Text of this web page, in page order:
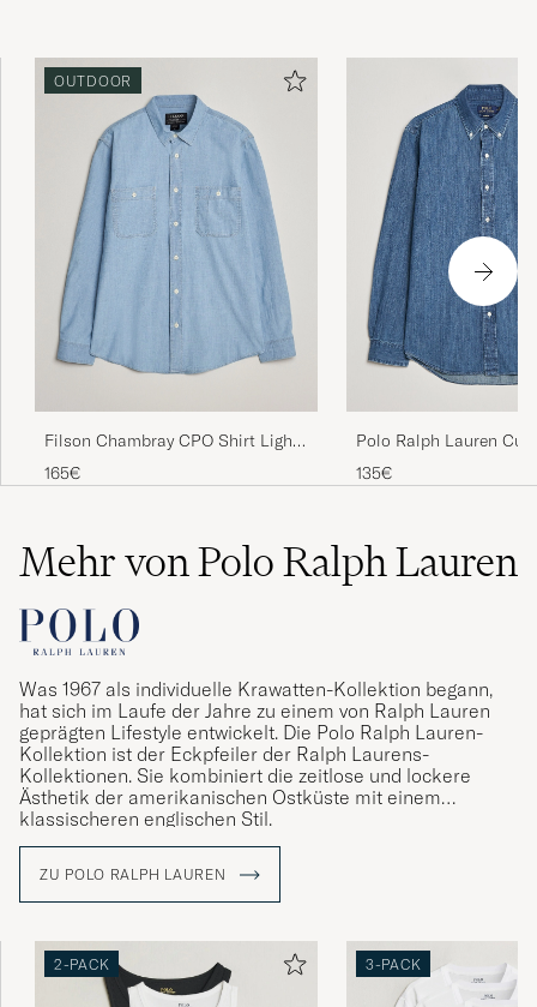
OUTDOOR
Filson Chambray CPO Shirt Light
Indigo
165€
Polo Ralph Lauren
Shirt Denim Dark Wash
135€
Mehr von Polo Ralph Lauren
Was 1967 als individuelle Krawatten-Kollektion begann,
hat sich im Laufe der Jahre zu einem von Ralph Lauren
geprägten Lifestyle entwickelt. Die Polo Ralph Lauren-
Kollektion ist der Eckpfeiler der Ralph Laurens-
Kollektionen. Sie kombiniert die zeitlose und lockere
Ästhetik der amerikanischen Ostküste mit einem
klassischeren englischen Stil.
ZU POLO RALPH LAUREN
2-PACK 3-PACK